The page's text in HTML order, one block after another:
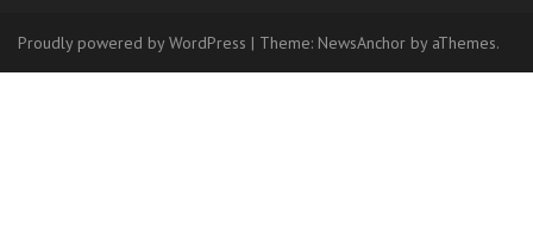
Proudly powered by WordPress | Theme: NewsAnchor by aThemes.